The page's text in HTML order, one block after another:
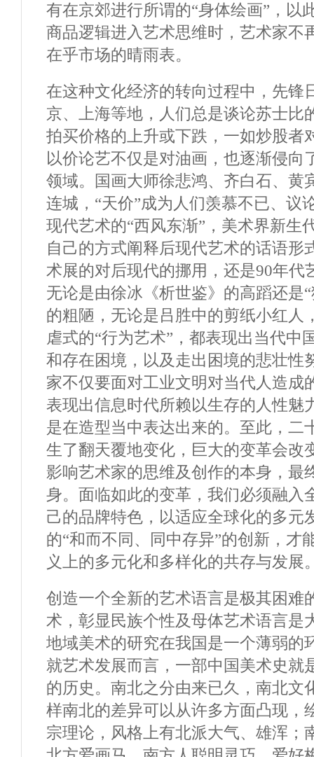
有在京郊进行所谓的“身体绘画”，以
商品逻辑进入艺术思维时，艺术家不
在乎市场的晴雨表。
在这种文化经济的转向过程中，先锋
京、上海等地，人们总是谈论苏士比
拍买价格的上升或下跌，一如炒股者
以价论艺不仅是对油画，也逐渐侵向
领域。国画大师徐悲鸿、齐白石、黄
连城，“天价”成为人们羡慕不已、议
现代艺术的“西风东渐”，美术界新生
自己的方式阐释后现代艺术的话语形
术展的对后现代的挪用，还是90年代
无论是由徐冰《析世鉴》的高蹈还是
的粗陋，无论是吕胜中的剪纸小红人
虐式的“行为艺术”，都表现出当代中
和存在困境，以及走出困境的悲壮性
家不仅要面对工业文明对当代人造成
表现出信息时代所赖以生存的人性魅
是在造型当中表达出来的。至此，二
生了翻天覆地变化，巨大的变革会改
影响艺术家的思维及创作的本身，最
身。面临如此的变革，我们必须融入
己的品牌特色，以适应全球化的多元
的“和而不同、同中存异”的创新，才
义上的多元化和多样化的共存与发展
创造一个全新的艺术语言是极其困难
术，彰显民族个性及母体艺术语言是
地域美术的研究在我国是一个薄弱的
就艺术发展而言，一部中国美术史就
的历史。南北之分由来已久，南北文
样南北的差异可以从许多方面凸现，
宗理论，风格上有北派大气、雄浑；